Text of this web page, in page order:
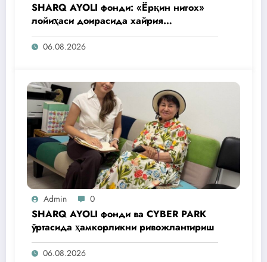
SHARQ AYOLI фонди: «Ёрқин нигох»
лойиҳаси доирасида хайрия
операциялари ўтказилади
06.08.2026
Admin 0
SHARQ AYOLI фонди ва CYBER PARK
ўртасида ҳамкорликни ривожлантириш
06.08.2026